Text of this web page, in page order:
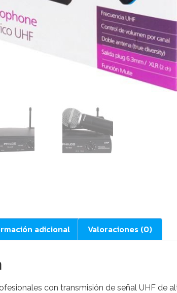
adicional Valoraciones (0)
con transmisión de señal UHF de